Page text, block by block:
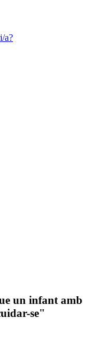
a?
un infant amb
se"